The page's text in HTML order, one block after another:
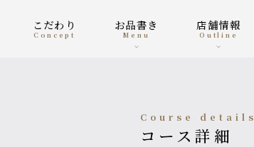
こだわり
concept
お品書き
menu
店舗情報
outline
course details
コース詳細